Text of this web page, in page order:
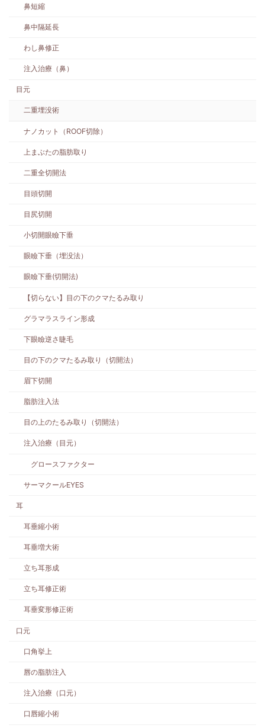
鼻短縮
鼻中隔延長
わし鼻修正
注入治療（鼻）
目元
二重埋没術
ナノカット（ROOF切除）
上まぶたの脂肪取り
二重全切開法
目頭切開
目尻切開
小切開眼瞼下垂
眼瞼下垂（埋没法）
眼瞼下垂(切開法)
【切らない】目の下のクマたるみ取り
グラマラスライン形成
下眼瞼逆さ睫毛
目の下のクマたるみ取り（切開法）
眉下切開
脂肪注入法
目の上のたるみ取り（切開法）
注入治療（目元）
グロースファクター
サーマクールEYES
耳
耳垂縮小術
耳垂増大術
立ち耳形成
立ち耳修正術
耳垂変形修正術
口元
口角挙上
唇の脂肪注入
注入治療（口元）
口唇縮小術